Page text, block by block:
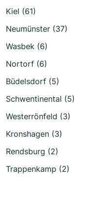
Kiel (61)
Neumünster (37)
Wasbek (6)
Nortorf (6)
Büdelsdorf (5)
Schwentinental (5)
Westerrönfeld (3)
Kronshagen (3)
Rendsburg (2)
Trappenkamp (2)